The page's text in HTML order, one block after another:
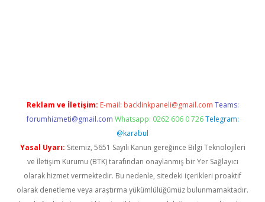
Reklam ve İletişim: E-mail: backlinkpaneli@gmail.com Teams:
forumhizmeti@gmail.com Whatsapp: 0262 606 0 726 Telegram:
@karabul
Yasal Uyarı: Sitemiz, 5651 Sayılı Kanun gereğince Bilgi Teknolojileri
ve İletişim Kurumu (BTK) tarafından onaylanmış bir Yer Sağlayıcı
olarak hizmet vermektedir. Bu nedenle, sitedeki içerikleri proaktif
olarak denetleme veya araştırma yükümlülüğümüz bulunmamaktadır.